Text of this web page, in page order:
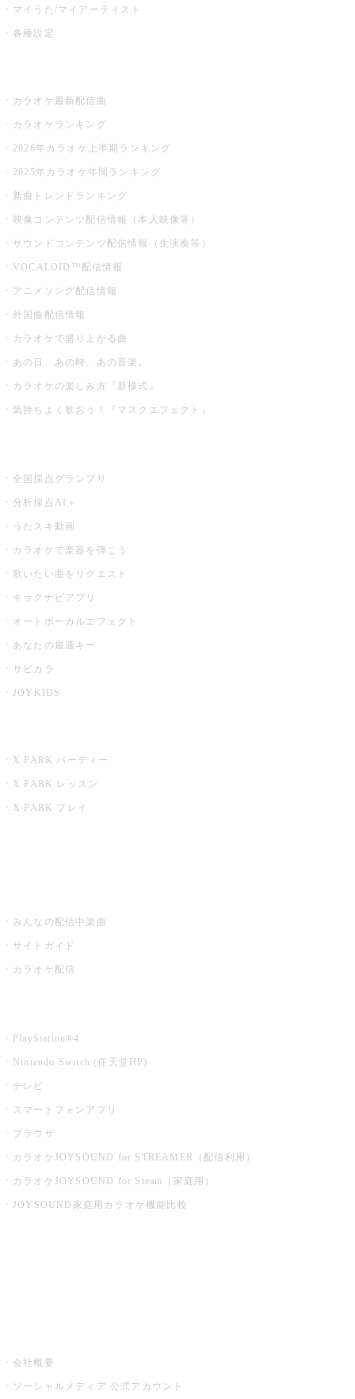
マイうた/マイアーティスト
各種設定
カラオケ最新配信曲
カラオケランキング
2026年カラオケ上半期ランキング
2025年カラオケ年間ランキング
新曲トレンドランキング
映像コンテンツ配信情報（本人映像等）
サウンドコンテンツ配信情報（生演奏等）
VOCALOID™配信情報
アニメソング配信情報
外国曲配信情報
カラオケで盛り上がる曲
あの日、あの時、あの音楽。
カラオケの楽しみ方『新様式』
気持ちよく歌おう！『マスクエフェクト』
全国採点グランプリ
分析採点AI＋
うたスキ動画
カラオケで楽器を弾こう
歌いたい曲をリクエスト
キョクナビアプリ
オートボーカルエフェクト
あなたの最適キー
サビカラ
JOYKIDS
X PARK パーティー
X PARK レッスン
X PARK プレイ
みんなの配信中楽曲
サイトガイド
カラオケ配信
PlayStation®4
Nintendo Switch (任天堂HP)
テレビ
スマートフォンアプリ
ブラウザ
カラオケJOYSOUND for STREAMER（配信利用）
カラオケJOYSOUND for Steam（家庭用）
JOYSOUND家庭用カラオケ機能比較
会社概要
ソーシャルメディア 公式アカウント